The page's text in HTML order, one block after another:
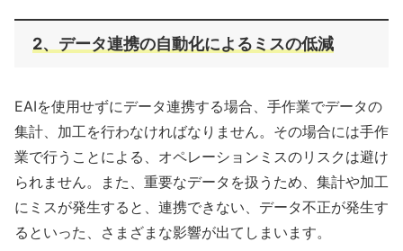
2、データ連携の自動化によるミスの低減
EAIを使用せずにデータ連携する場合、手作業でデータの
集計、加工を行わなければなりません。その場合には手作
業で行うことによる、オペレーションミスのリスクは避け
られません。また、重要なデータを扱うため、集計や加工
にミスが発生すると、連携できない、データ不正が発生す
るといった、さまざまな影響が出てしまいます。